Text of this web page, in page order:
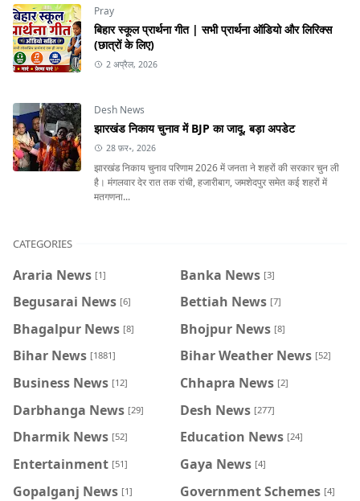
Pray
बिहार स्कूल प्रार्थना गीत | सभी प्रार्थना ऑडियो और लिरिक्स
(छात्रों के लिए)
2 अप्रैल, 2026
Desh News
झारखंड निकाय चुनाव में BJP का जादू, बड़ा अपडेट
28 फ़र॰, 2026
झारखंड निकाय चुनाव परिणाम 2026 में जनता ने शहरों की सरकार चुन ली
है। मंगलवार देर रात तक रांची, हजारीबाग, जमशेदपुर समेत कई शहरों में
मतगणना...
CATEGORIES
Araria News [1] Banka News [3]
Begusarai News [6] Bettiah News [7]
Bhagalpur News [8] Bhojpur News [8]
Bihar News [1881] Bihar Weather News [52]
Business News [12] Chhapra News [2]
Darbhanga News [29] Desh News [277]
Dharmik News [52] Education News [24]
Entertainment [51] Gaya News [4]
Gopalganj News [1] Government Schemes [4]